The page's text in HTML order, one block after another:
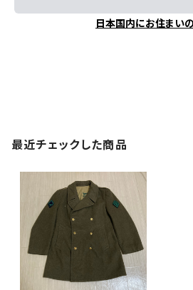
日本国内にお住まい
最近チェックした商品